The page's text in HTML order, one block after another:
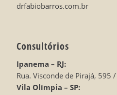
drfabiobarros.com.br
Consultórios
Ipanema – RJ:
Rua. Visconde de Pirajá, 595
Vila Olímpia – SP: